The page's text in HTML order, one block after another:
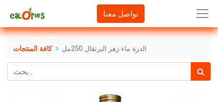
تواصل معنا
كافة المنتجات الدرة ماء زهر البرتقال 250مل